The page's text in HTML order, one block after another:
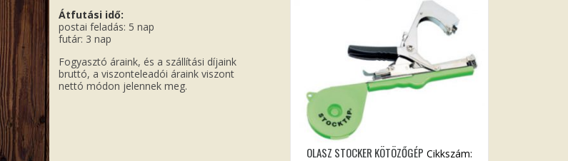
OLASZ STOCKER KÖTÖZŐGÉP Cikkszám:
Átfutási idő:
postai feladás: 5 nap
futár: 3 nap
Fogyasztó áraink, és a szállítási díjaink
bruttó, a viszonteleadói áraink viszont
nettó módon jelennek meg.